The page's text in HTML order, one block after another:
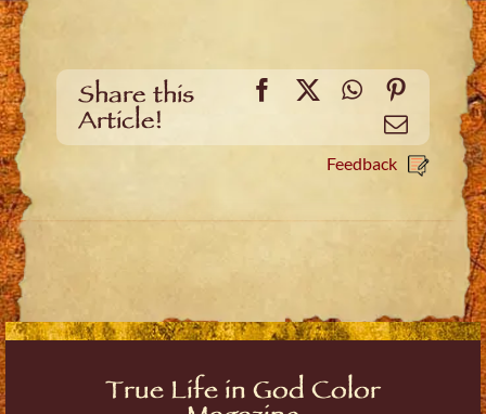
Share this
Article!
Facebook
X WhatsApp
Email
Feedback
True Life in God Color